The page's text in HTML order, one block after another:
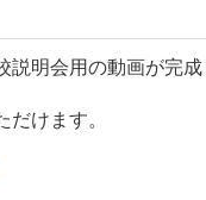
明会用の動画が完成
けます。